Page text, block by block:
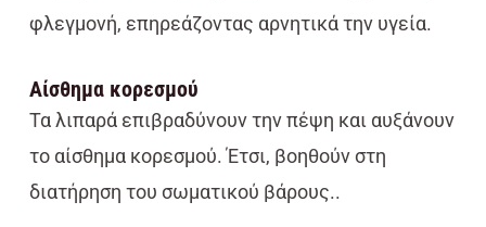
φλεγμονή, επηρεάζοντας αρνητικά την υγεία.
Αίσθημα κορεσμού
Τα λιπαρά επιβραδύνουν την πέψη και αυξάνουν
το αίσθημα κορεσμού. Έτσι, βοηθούν στη
διατήρηση του σωματικού βάρους..